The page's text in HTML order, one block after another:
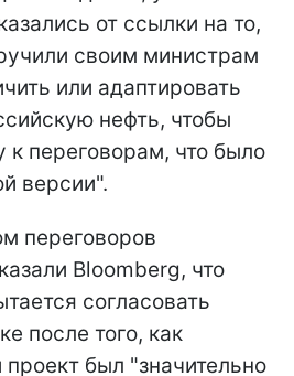
от ссылки на то,
своим министрам
или адаптировать
нефть, чтобы
к переговорам, что было
версии".
переговоров
Bloomberg, что
согласовать
после того, как
был "значительно